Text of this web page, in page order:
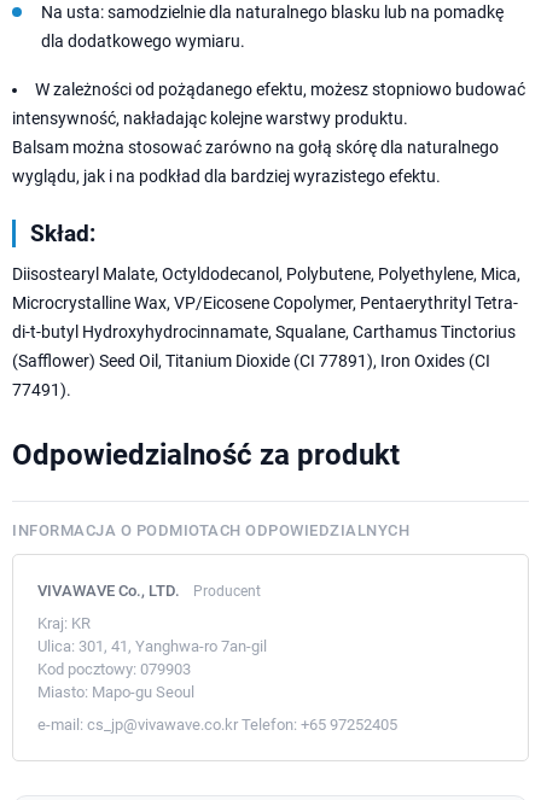
Na usta: samodzielnie dla naturalnego blasku lub na pomadkę
dla dodatkowego wymiaru.
W zależności od pożądanego efektu, możesz stopniowo budować
intensywność, nakładając kolejne warstwy produktu.
Balsam można stosować zarówno na gołą skórę dla naturalnego
wyglądu, jak i na podkład dla bardziej wyrazistego efektu.
Skład:
Diisostearyl Malate, Octyldodecanol, Polybutene, Polyethylene, Mica,
Microcrystalline Wax, VP/Eicosene Copolymer, Pentaerythrityl Tetra-
di-t-butyl Hydroxyhydrocinnamate, Squalane, Carthamus Tinctorius
(Safflower) Seed Oil, Titanium Dioxide (CI 77891), Iron Oxides (CI
77491).
Odpowiedzialność za produkt
INFORMACJA O PODMIOTACH ODPOWIEDZIALNYCH
VIVAWAVE Co., LTD. Producent
Kraj: KR
Ulica: 301, 41, Yanghwa-ro 7an-gil
Kod pocztowy: 079903
Miasto: Mapo-gu Seoul
e-mail: cs_jp@vivawave.co.kr Telefon: +65 97252405